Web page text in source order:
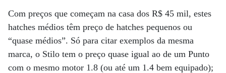
Com preços que começam na casa dos R$ 45 mil, estes
hatches médios têm preço de hatches pequenos ou
“quase médios”. Só para citar exemplos da mesma
marca, o Stilo tem o preço quase igual ao de um Punto
com o mesmo motor 1.8 (ou até um 1.4 bem equipado);